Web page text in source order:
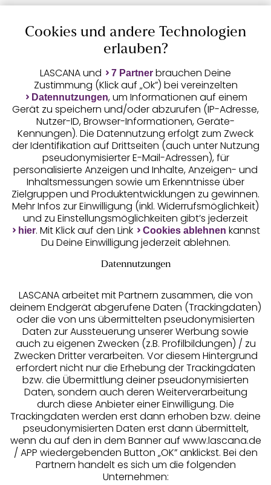
Auszeichnungen
Geprüfte Sicherheit
Unsere Apps
Services
Beratung
Über uns
Rechtliches
Cookies und andere Technologien
erlauben?
LASCANA und 7 Partner brauchen Deine
Zustimmung (Klick auf „Ok”) bei vereinzelten
Datennutzungen, um Informationen auf einem
Gerät zu speichern und/oder abzurufen (IP-Adresse,
Nutzer-ID, Browser-Informationen, Geräte-
Kennungen). Die Datennutzung erfolgt zum Zweck
der Identifikation auf Drittseiten (auch unter Nutzung
pseudonymisierter E-Mail-Adressen), für
personalisierte Anzeigen und Inhalte, Anzeigen- und
Inhaltsmessungen sowie um Erkenntnisse über
Zielgruppen und Produktentwicklungen zu gewinnen.
Mehr Infos zur Einwilligung (inkl. Widerrufsmöglichkeit)
und zu Einstellungsmöglichkeiten gibt’s jederzeit
hier. Mit Klick auf den Link Cookies ablehnen kannst
Du Deine Einwilligung jederzeit ablehnen.
Datennutzungen
LASCANA arbeitet mit Partnern zusammen, die von
deinem Endgerät abgerufene Daten (Trackingdaten)
oder die von uns übermittelten pseudonymisierten
Daten zur Aussteuerung unserer Werbung sowie
auch zu eigenen Zwecken (z.B. Profilbildungen) / zu
Zwecken Dritter verarbeiten. Vor diesem Hintergrund
erfordert nicht nur die Erhebung der Trackingdaten
bzw. die Übermittlung deiner pseudonymisierten
Daten, sondern auch deren Weiterverarbeitung
durch diese Anbieter einer Einwilligung. Die
Trackingdaten werden erst dann erhoben bzw. deine
pseudonymisierten Daten erst dann übermittelt,
wenn du auf den in dem Banner auf www.lascana.de
/ APP wiedergebenden Button „OK” anklickst. Bei den
Partnern handelt es sich um die folgenden
Unternehmen: